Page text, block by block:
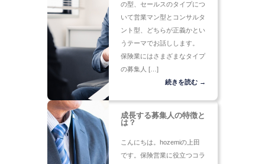
の型、セールスのタイプにつ
いて営業マン型とコンサルタ
ント型、どちらが正義かとい
うテーマでお話しします。
保険業にはさまざまなタイプ
の募集人 […]
続きを読む →
成長する募集人の特徴と
は？
こんにちは。hozemiの上田
です。保険営業に役立つコラ